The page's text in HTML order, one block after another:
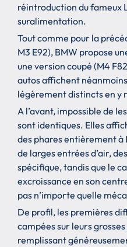
réintroduction du fameux
suralimentation.
Tout comme pour la
M3 E92), BMW propose
une version coupé (M4
autos affichent
légèrement distincts en y
A l’avant, impossible de
sont identiques. Elles
des phares entièrement à
de larges entrées d’air,
spécifique, tandis que le
excroissance en son
pas n’importe quelle
De profil, les premières
campées sur leurs grosses
remplissant